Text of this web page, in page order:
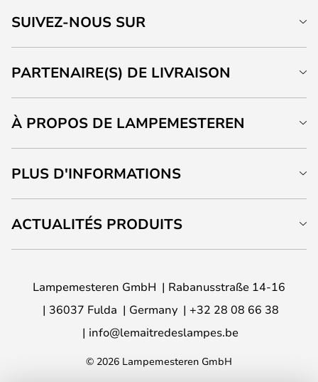
SUIVEZ-NOUS SUR
PARTENAIRE(S) DE LIVRAISON
À PROPOS DE LAMPEMESTEREN
PLUS D'INFORMATIONS
ACTUALITÉS PRODUITS
Lampemesteren GmbH
Rabanusstraße 14-16
36037 Fulda
Germany
+32 28 08 66 38
info@lemaitredeslampes.be
© 2026 Lampemesteren GmbH